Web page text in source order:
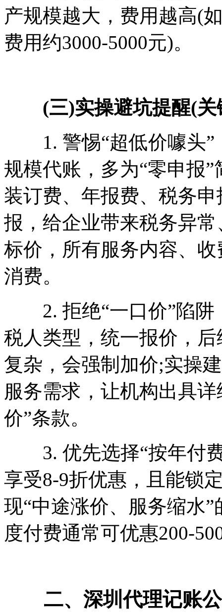
产规模越大，费用越高(
费用约3000-5000元)。
(三)实操避坑提醒(关
1. 警惕“超低价噱头”
规模代账，多为“零申报
装订费、年报费、税务
报，给企业带来税务异
标价，所有服务内容、
消费。
2. 拒绝“一口价”陷阱
税人类型，统一报价，
复杂，会强制加价;实操
服务需求，让机构出具
价”条款。
3. 优先选择“按年付费
享受8-9折优惠，且能锁
现“中途涨价、服务缩水
度付费通常可优惠200-
二、深圳代理记账公